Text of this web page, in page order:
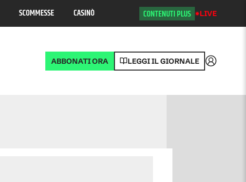
SCOMMESSE CASINÒ CONTENUTI PLUS LIVE
ABBONATI ORA LEGGI IL GIORNALE Accedi